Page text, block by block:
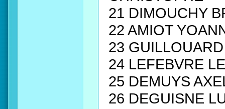
21 DIMOUCHY
22 AMIOT
23
24 LEFEBVRE
25 DEMUYS
26 DEGUISNE